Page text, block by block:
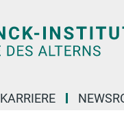
KARRIERE